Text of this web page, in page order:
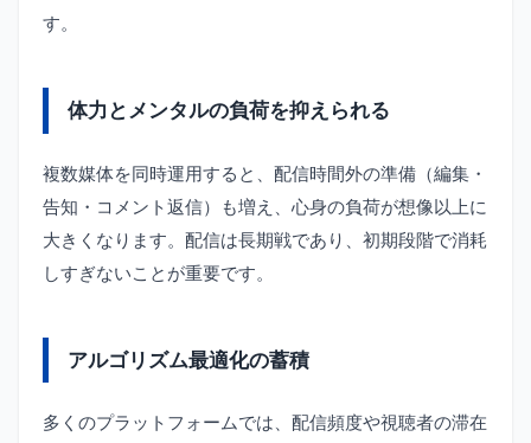
す。
体力とメンタルの負荷を抑えられる
複数媒体を同時運用すると、配信時間外の準備（編集・
告知・コメント返信）も増え、心身の負荷が想像以上に
大きくなります。配信は長期戦であり、初期段階で消耗
しすぎないことが重要です。
アルゴリズム最適化の蓄積
多くのプラットフォームでは、配信頻度や視聴者の滞在